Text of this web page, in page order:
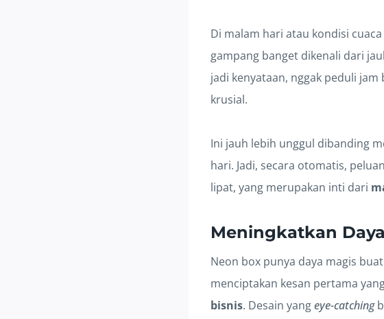
Di malam hari atau kondisi
gampang banget dikenali dari
jadi kenyataan, nggak peduli jam
krusial.
Ini jauh lebih unggul dibanding
hari. Jadi, secara otomatis,
lipat, yang merupakan inti dari
Meningkatkan
Neon box punya daya magis
menciptakan kesan pertama
bisnis. Desain yangeye-catching